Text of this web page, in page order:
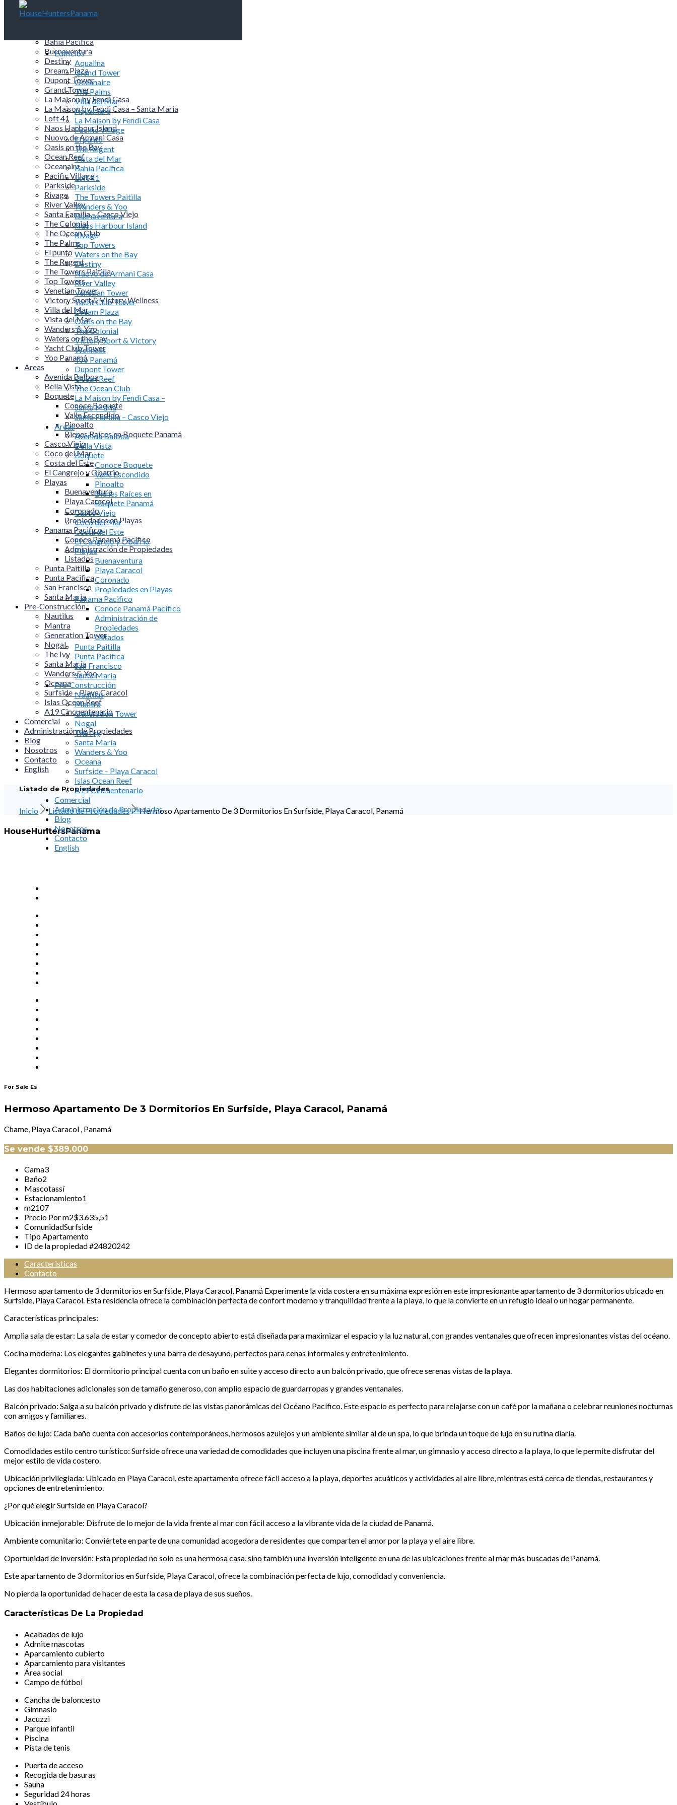
Edificios
Aqualina
Grand Tower
Oceanaire
The Palms
Villa del Mar
Aquamare
La Maison by Fendi Casa
Pacific Village
El punto
The Regent
Vista del Mar
Bahía Pacífica
Loft 41
Parkside
The Towers Paitilla
Wanders & Yoo
Buenaventura
Naos Harbour Island
Rivage
Top Towers
Waters on the Bay
Destiny
Nuovo de Armani Casa
River Valley
Venetian Tower
Yacht Club Tower
Dream Plaza
Oasis on the Bay
The Colonial
Victory Sport & Victory
Wellness
Yoo Panamá
Dupont Tower
Ocean Reef
The Ocean Club
La Maison by Fendi Casa –
Santa Maria
Santa Familia – Casco Viejo
Areas
Avenida Balboa
Bella Vista
Boquete
Conoce Boquete
Valle Escondido
Pinoalto
Bienes Raíces en
Boquete Panamá
Casco Viejo
Coco del Mar
Costa del Este
El Cangrejo y Obarrio
Playas
Buenaventura
Playa Caracol
Coronado
Propiedades en Playas
Panama Pacifico
Conoce Panamá Pacífico
Administración de
Propiedades
Listados
Punta Paitilla
Punta Pacifica
San Francisco
Santa Maria
Pre-Construcción
Nautilus
Mantra
Generation Tower
Nogal
The Ivy
Santa María
Wanders & Yoo
Oceana
Surfside – Playa Caracol
Islas Ocean Reef
A19 Cincuentenario
Comercial
Administración de Propiedades
Blog
Nosotros
Contacto
English
Edificios
Bahía Pacífica
Buenaventura
Destiny
Dream Plaza
Dupont Tower
Grand Tower
La Maison by Fendi Casa
La Maison by Fendi Casa – Santa Maria
Loft 41
Naos Harbour Island
Nuovo de Armani Casa
Oasis on the Bay
Ocean Reef
Oceanaire
Pacific Village
Parkside
Rivage
River Valley
Santa Familia – Casco Viejo
The Colonial
The Ocean Club
The Palms
El punto
The Regent
The Towers Paitilla
Top Towers
Venetian Tower
Victory Sport & Victory Wellness
Villa del Mar
Vista del Mar
Wanders & Yoo
Waters on the Bay
Yacht Club Tower
Yoo Panamá
Areas
Avenida Balboa
Bella Vista
Boquete
Conoce Boquete
Valle Escondido
Pinoalto
Bienes Raíces en Boquete Panamá
Casco Viejo
Coco del Mar
Costa del Este
El Cangrejo y Obarrio
Playas
Buenaventura
Playa Caracol
Coronado
Propiedades en Playas
Panama Pacifico
Conoce Panamá Pacífico
Administración de Propiedades
Listados
Punta Paitilla
Punta Pacifica
San Francisco
Santa Maria
Pre-Construcción
Nautilus
Mantra
Generation Tower
Nogal
The Ivy
Santa María
Wanders & Yoo
Oceana
Surfside – Playa Caracol
Islas Ocean Reef
A19 Cincuentenario
Comercial
Administración de Propiedades
Blog
Nosotros
Contacto
English
Listado de Propiedades
Inicio Listado de Propiedades Hermoso Apartamento De 3 Dormitorios En Surfside, Playa Caracol, Panamá
HouseHuntersPanama
For Sale Es
Hermoso Apartamento De 3 Dormitorios En Surfside, Playa Caracol, Panamá
Chame, Playa Caracol , Panamá
Se vende $389.000
Cama3
Baño2
Mascotassí
Estacionamiento1
m2107
Precio Por m2$3.635,51
ComunidadSurfside
TipoApartamento
ID de la propiedad #24820242
Caracteristicas
Contacto
Hermoso apartamento de 3 dormitorios en Surfside, Playa Caracol, Panamá Experimente la vida costera en su máxima expresión en este impresionante apartamento de 3 dormitorios ubicado en
Surfside, Playa Caracol. Esta residencia ofrece la combinación perfecta de confort moderno y tranquilidad frente a la playa, lo que la convierte en un refugio ideal o un hogar permanente.
Características principales:
Amplia sala de estar: La sala de estar y comedor de concepto abierto está diseñada para maximizar el espacio y la luz natural, con grandes ventanales que ofrecen impresionantes vistas del océano.
Cocina moderna: Los elegantes gabinetes y una barra de desayuno, perfectos para cenas informales y entretenimiento.
Elegantes dormitorios: El dormitorio principal cuenta con un baño en suite y acceso directo a un balcón privado, que ofrece serenas vistas de la playa.
Las dos habitaciones adicionales son de tamaño generoso, con amplio espacio de guardarropas y grandes ventanales.
Balcón privado: Salga a su balcón privado y disfrute de las vistas panorámicas del Océano Pacífico. Este espacio es perfecto para relajarse con un café por la mañana o celebrar reuniones nocturnas
con amigos y familiares.
Baños de lujo: Cada baño cuenta con accesorios contemporáneos, hermosos azulejos y un ambiente similar al de un spa, lo que brinda un toque de lujo en su rutina diaria.
Comodidades estilo centro turístico: Surfside ofrece una variedad de comodidades que incluyen una piscina frente al mar, un gimnasio y acceso directo a la playa, lo que le permite disfrutar del
mejor estilo de vida costero.
Ubicación privilegiada: Ubicado en Playa Caracol, este apartamento ofrece fácil acceso a la playa, deportes acuáticos y actividades al aire libre, mientras está cerca de tiendas, restaurantes y
opciones de entretenimiento.
¿Por qué elegir Surfside en Playa Caracol?
Ubicación inmejorable: Disfrute de lo mejor de la vida frente al mar con fácil acceso a la vibrante vida de la ciudad de Panamá.
Ambiente comunitario: Conviértete en parte de una comunidad acogedora de residentes que comparten el amor por la playa y el aire libre.
Oportunidad de inversión: Esta propiedad no solo es una hermosa casa, sino también una inversión inteligente en una de las ubicaciones frente al mar más buscadas de Panamá.
Este apartamento de 3 dormitorios en Surfside, Playa Caracol, ofrece la combinación perfecta de lujo, comodidad y conveniencia.
No pierda la oportunidad de hacer de esta la casa de playa de sus sueños.
Características De La Propiedad
Acabados de lujo
Admite mascotas
Aparcamiento cubierto
Aparcamiento para visitantes
Área social
Campo de fútbol
Cancha de baloncesto
Gimnasio
Jacuzzi
Parque infantil
Piscina
Pista de tenis
Puerta de acceso
Recogida de basuras
Sauna
Seguridad 24 horas
Vestíbulo